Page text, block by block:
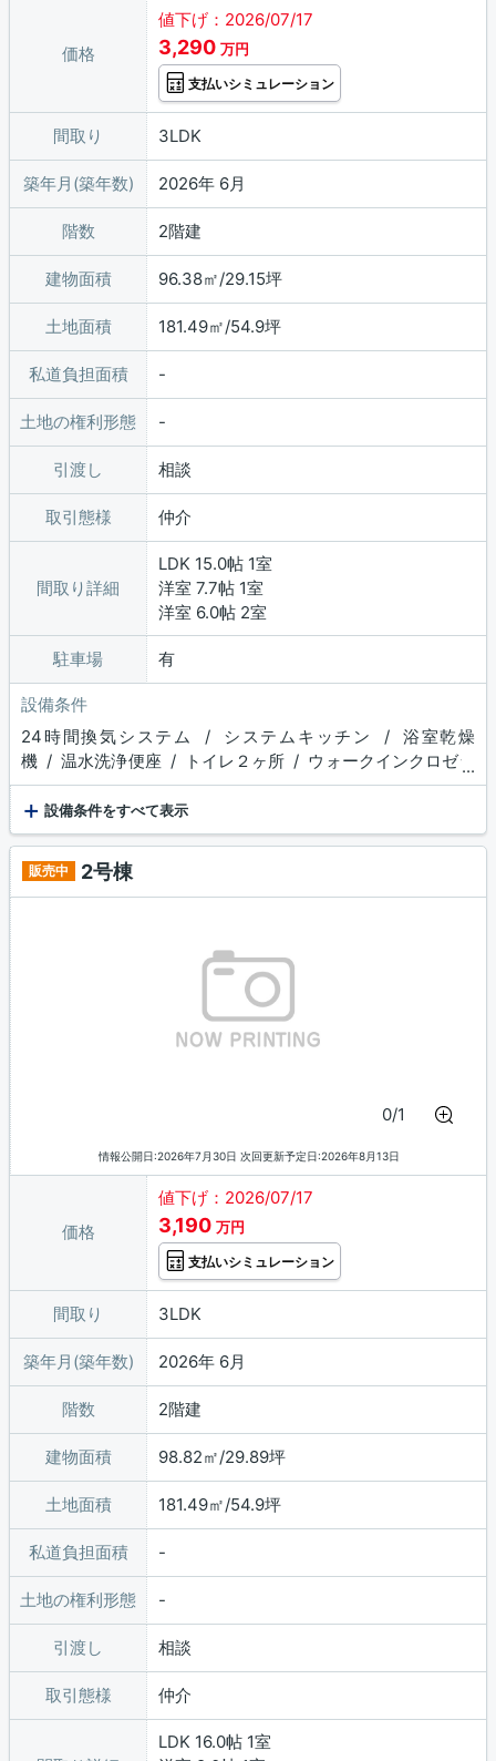
価格
値下げ：2026/07/17
3,290 万円
支払いシミュレーション
間取り 3LDK
築年月(築年数) 2026年 6月
階数 2階建
建物面積 96.38㎡/29.15坪
土地面積 181.49㎡/54.9坪
私道負担面積
土地の権利形態
引渡し 相談
取引態様 仲介
間取り詳細
LDK 15.0帖 1室
洋室 7.7帖 1室
洋室 6.0帖 2室
駐車場 有
設備条件
24時間換気システム / システムキッチン / 浴室乾燥
機 / 温水洗浄便座 / トイレ２ヶ所 / ウォークインクロゼッ
ト / TVモニタ付インターホン
...
+ 設備条件をすべて表示
販売中 2号棟
0/1
情報公開日:2026年7月30日 次回更新予定日:2026年8月13日
価格
値下げ：2026/07/17
3,190 万円
支払いシミュレーション
間取り 3LDK
築年月(築年数) 2026年 6月
階数 2階建
建物面積 98.82㎡/29.89坪
土地面積 181.49㎡/54.9坪
私道負担面積
土地の権利形態
引渡し 相談
取引態様 仲介
LDK 16.0帖 1室